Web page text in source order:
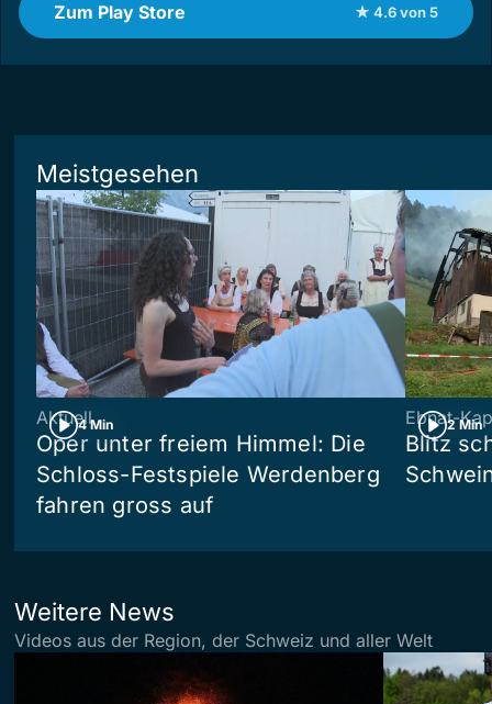
Zum Play Store ★ 4.6 von 5
Meistgesehen
4 Min
Aktuell
Oper unter freiem Himmel: Die
Schloss-Festspiele Werdenberg
fahren gross auf
2 Min
Ebnat-
Blitz
Weitere News
Videos aus der Region, der Schweiz und aller Welt